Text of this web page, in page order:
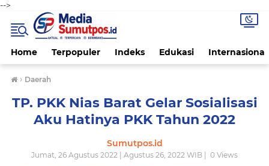
-->
Home Terpopuler Indeks Edukasi Internasional
› Daerah
TP. PKK Nias Barat Gelar Sosialisasi
Aku Hatinya PKK Tahun 2022
Sumutpos.id
Jumat, 26 Agustus 2022 | Agustus 26, 2022 WIB | 0 Views